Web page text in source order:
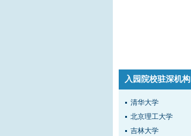
入园院校驻深机构
清华大学
北京理工大学
吉林大学